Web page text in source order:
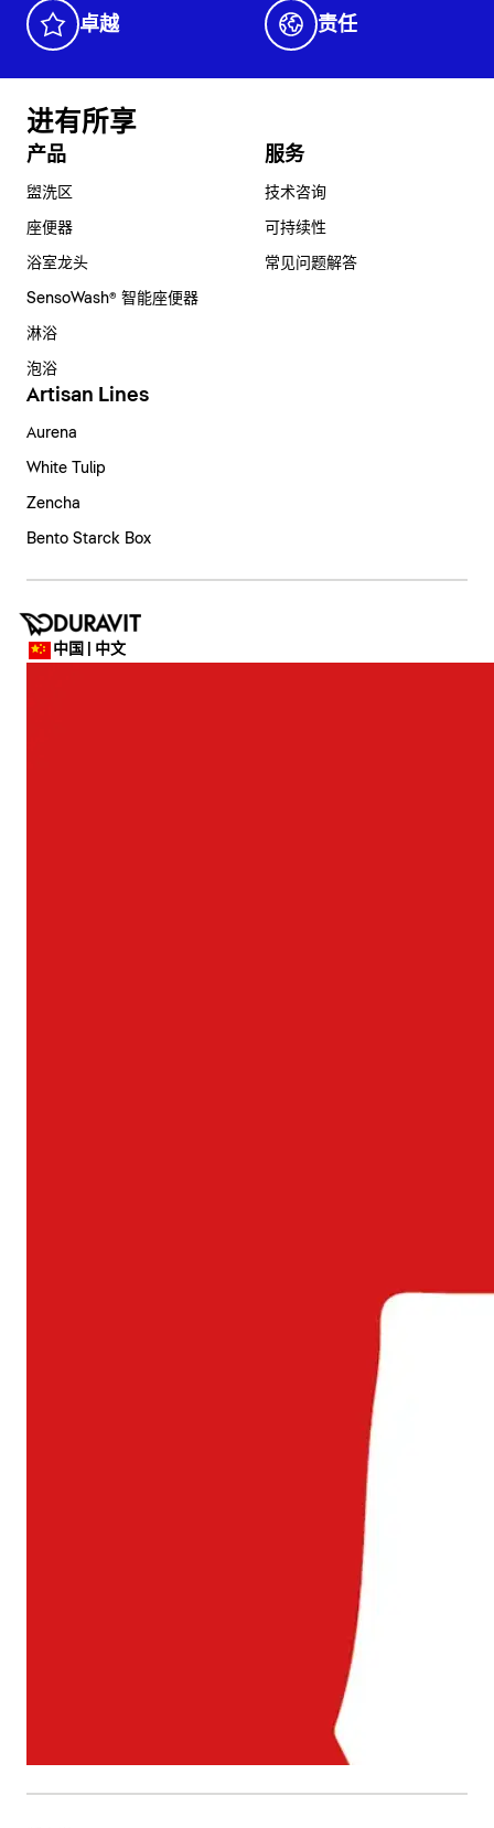
卓越 责任
进有所享
产品
盥洗区
座便器
浴室龙头
SensoWash® 智能座便器
淋浴
泡浴
服务
技术咨询
可持续性
常见问题解答
Artisan Lines
Aurena
White Tulip
Zencha
Bento Starck Box
中国 | 中文